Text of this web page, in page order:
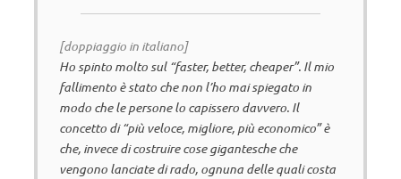
[doppiaggio in italiano]
Ho spinto molto sul “faster, better, cheaper”. Il mio
fallimento è stato che non l’ho mai spiegato in
modo che le persone lo capissero davvero. Il
concetto di “più veloce, migliore, più economico” è
che, invece di costruire cose gigantesche che
vengono lanciate di rado, ognuna delle quali costa